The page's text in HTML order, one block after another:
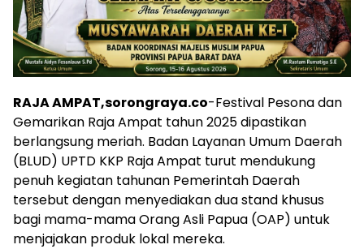
RAJA AMPAT,sorongraya.co-Festival Pesona dan
Gemarikan Raja Ampat tahun 2025 dipastikan
berlangsung meriah. Badan Layanan Umum Daerah
(BLUD) UPTD KKP Raja Ampat turut mendukung
penuh kegiatan tahunan Pemerintah Daerah
tersebut dengan menyediakan dua stand khusus
bagi mama-mama Orang Asli Papua (OAP) untuk
menjajakan produk lokal mereka.